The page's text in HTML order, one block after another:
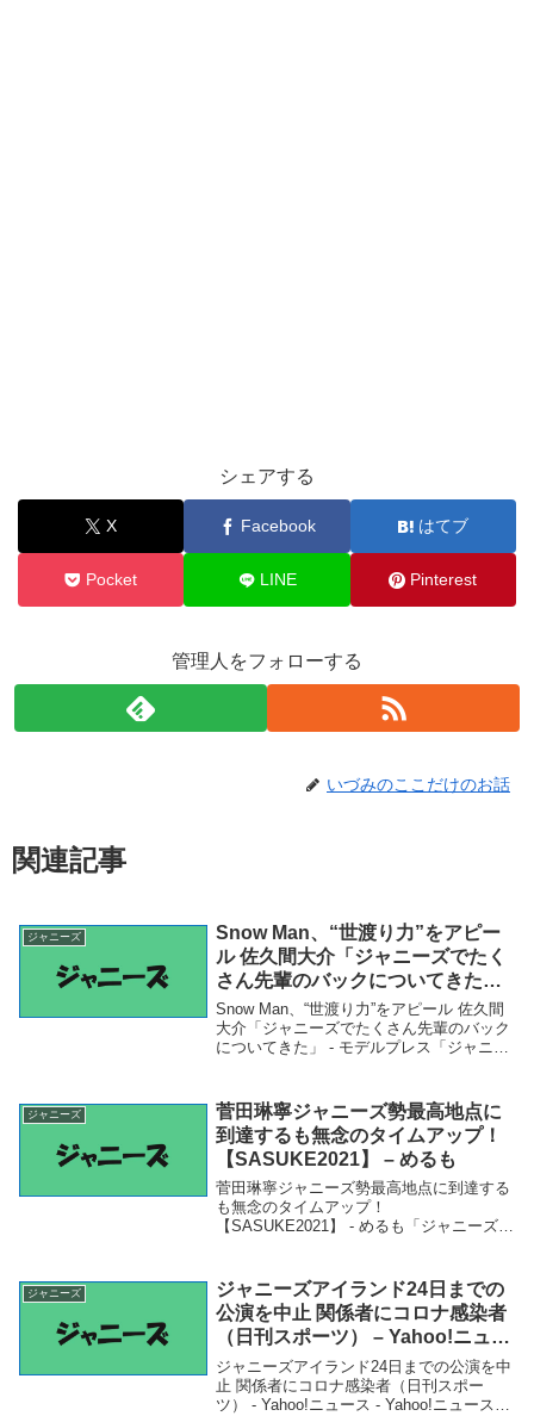
シェアする
X Facebook はてブ
Pocket LINE Pinterest
管理人をフォローする
いづみのここだけのお話
関連記事
ジャニーズ
Snow Man、“世渡り力”をアピー
ル 佐久間大介「ジャニーズでたく
さん先輩のバックについてきた」
– モデルプレス
Snow Man、“世渡り力”をアピール 佐久間
大介「ジャニーズでたくさん先輩のバック
についてきた」 - モデルプレス「ジャニー
ん先輩のバックについてきた」...
ジャニーズ
菅田琳寧ジャニーズ勢最高地点に
到達するも無念のタイムアップ！
【SASUKE2021】 – めるも
菅田琳寧ジャニーズ勢最高地点に到達する
も無念のタイムアップ！
【SASUKE2021】 - めるも「ジャニーズ」
【SASUKE2021】 - めるも 菅田琳寧ジャ
ニーズ勢最高...
ジャニーズ
ジャニーズアイランド24日までの
公演を中止 関係者にコロナ感染者
（日刊スポーツ） – Yahoo!ニュー
ス – Yahoo!ニュース
ジャニーズアイランド24日までの公演を中
止 関係者にコロナ感染者（日刊スポー
ツ） - Yahoo!ニュース - Yahoo!ニュース